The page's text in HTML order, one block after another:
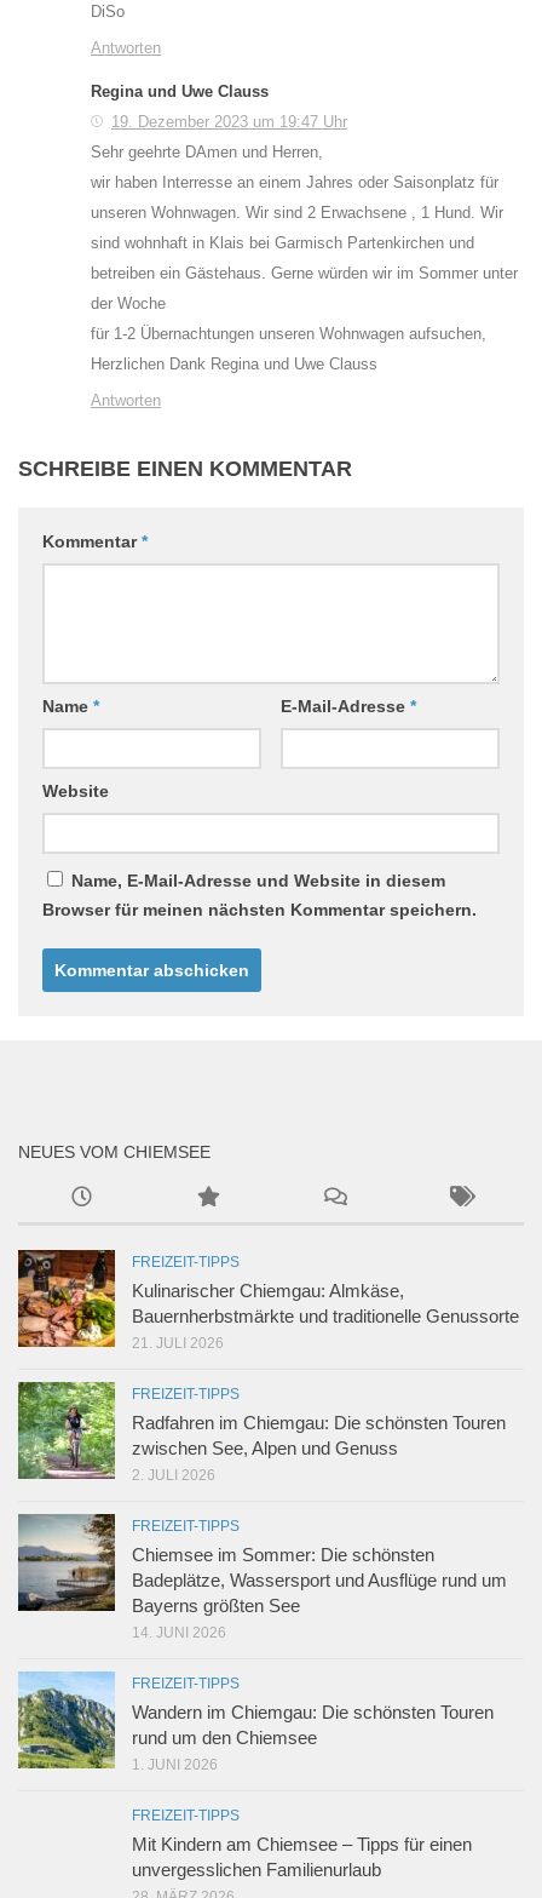
DiSo
Antworten
Regina und Uwe Clauss
19. Dezember 2023 um 19:47 Uhr
Sehr geehrte DAmen und Herren,
wir haben Interresse an einem Jahres oder Saisonplatz für
unseren Wohnwagen. Wir sind 2 Erwachsene , 1 Hund. Wir
sind wohnhaft in Klais bei Garmisch Partenkirchen und
betreiben ein Gästehaus. Gerne würden wir im Sommer unter
der Woche
für 1-2 Übernachtungen unseren Wohnwagen aufsuchen,
Herzlichen Dank Regina und Uwe Clauss
Antworten
SCHREIBE EINEN KOMMENTAR
Kommentar*
Name * E-Mail-Adresse *
Website
Name, E-Mail-Adresse und Website in diesem
Browser für meinen nächsten Kommentar speichern.
NEUES VOM CHIEMSEE
FREIZEIT-TIPPS
Kulinarischer Chiemgau: Almkäse,
Bauernherbstmärkte und traditionelle Genussorte
21. JULI 2026
FREIZEIT-TIPPS
Radfahren im Chiemgau: Die schönsten Touren
zwischen See, Alpen und Genuss
2. JULI 2026
FREIZEIT-TIPPS
Chiemsee im Sommer: Die schönsten
Badeplätze, Wassersport und Ausflüge rund um
Bayerns größten See
14. JUNI 2026
FREIZEIT-TIPPS
Wandern im Chiemgau: Die schönsten Touren
rund um den Chiemsee
1. JUNI 2026
FREIZEIT-TIPPS
Mit Kindern am Chiemsee – Tipps für einen
unvergesslichen Familienurlaub